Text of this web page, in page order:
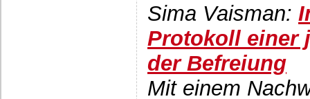
Sima Vaisman:
Protokoll einer
der Befreiung
Mit einem